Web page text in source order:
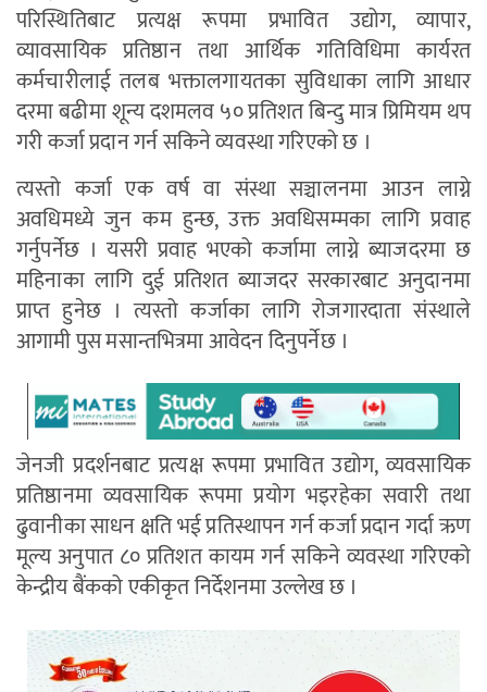
परिस्थितिबाट प्रत्यक्ष रूपमा प्रभावित उद्योग, व्यापार,
व्यावसायिक प्रतिष्ठान तथा आर्थिक गतिविधिमा कार्यरत
कर्मचारीलाई तलब भक्तालगायतका सुविधाका लागि आधार
दरमा बढीमा शून्य दशमलव ५० प्रतिशत बिन्दु मात्र प्रिमियम थप
गरी कर्जा प्रदान गर्न सकिने व्यवस्था गरिएको छ ।
त्यस्तो कर्जा एक वर्ष वा संस्था सञ्चालनमा आउन लाग्ने
अवधिमध्ये जुन कम हुन्छ, उक्त अवधिसम्मका लागि प्रवाह
गर्नुपर्नेछ । यसरी प्रवाह भएको कर्जामा लाग्ने ब्याजदरमा छ
महिनाका लागि दुई प्रतिशत ब्याजदर सरकारबाट अनुदानमा
प्राप्त हुनेछ । त्यस्तो कर्जाका लागि रोजगारदाता संस्थाले
आगामी पुस मसान्तभित्रमा आवेदन दिनुपर्नेछ ।
जेनजी प्रदर्शनबाट प्रत्यक्ष रूपमा प्रभावित उद्योग, व्यवसायिक
प्रतिष्ठानमा व्यवसायिक रूपमा प्रयोग भइरहेका सवारी तथा
ढुवानीका साधन क्षति भई प्रतिस्थापन गर्न कर्जा प्रदान गर्दा ऋण
मूल्य अनुपात ८० प्रतिशत कायम गर्न सकिने व्यवस्था गरिएको
केन्द्रीय बैंकको एकीकृत निर्देशनमा उल्लेख छ ।